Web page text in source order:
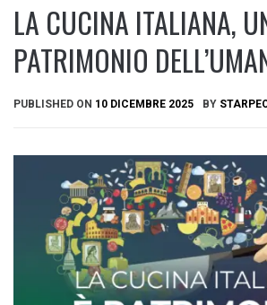
LA CUCINA ITALIANA,
PATRIMONIO
PUBLISHED ON 10 DICEMBRE 2025 BY